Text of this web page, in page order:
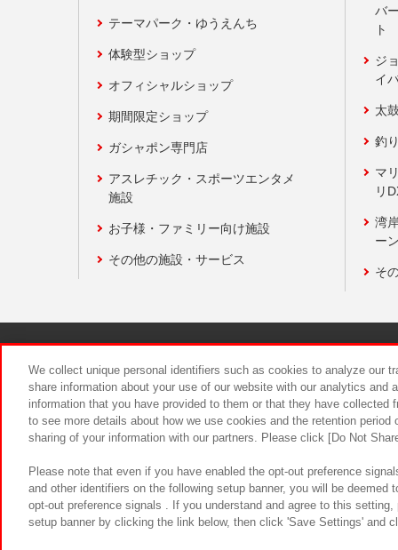
テーマパーク・ゆうえんち
体験型ショップ
オフィシャルショップ
期間限定ショップ
ガシャポン専門店
アスレチック・スポーツエンタメ
施設
お子様・ファミリー向け施設
その他の施設・サービス
バ
ト
ジ
イ
太
釣
マ
リ
湾
ー
そ
食品のご
We collect unique personal identifiers such as cookies to analyze our
share information about your use of our website with our analytics and
information that you have provided to them or that they have
to see more details about how we use cookies and the retention
sharing of your information with our partners. Please click [Do Not
Please note that even if you have enabled the opt-out preference
and other identifiers on the following setup banner, you will be
opt-out preference signals . If you understand and agree to this
setup banner by clicking the link below, then click 'Save Settings' and